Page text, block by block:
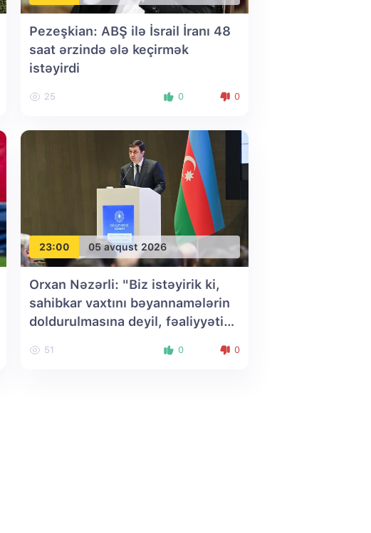
Pezeşkian: ABŞ ilə İsrail İranı 48
saat ərzində ələ keçirmək
istəyirdi
25 0 0
23:00 05 avqust 2026
Orxan Nəzərli: "Biz istəyirik ki,
sahibkar vaxtını bəyannamələrin
doldurulmasına deyil, fəaliyyətinə
51 0 0